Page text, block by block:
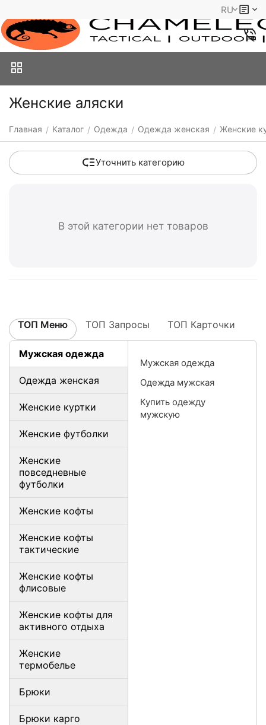
RU
Женские аляски
Главная / Каталог / Одежда / Одежда женская / Женские
Уточнить категорию
В этой категории нет товаров
ТОП Меню ТОП Запросы ТОП Карточки
Мужская одежда
Одежда женская
Женские куртки
Женские футболки
Женские
повседневные
футболки
Женские кофты
Женские кофты
тактические
Женские кофты
флисовые
Женские кофты для
активного отдыха
Женские
термобелье
Брюки
Брюки карго
Мужская одежда
Одежда мужская
Купить одежду
мужскую